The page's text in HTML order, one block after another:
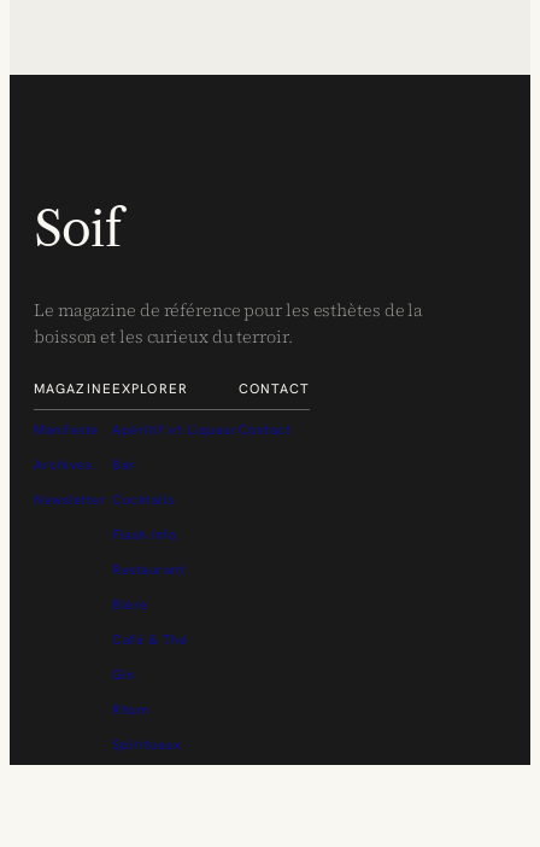
Soif
Le magazine de référence pour les esthètes de la
boisson et les curieux du terroir.
MAGAZINE
Manifeste
Archives
Newsletter
EXPLORER
Apéritif et Liqueur
Bar
Cocktails
Flash Info
Restaurant
Bière
Café & Thé
Gin
Rhum
Spiritueux
CONTACT
Contact